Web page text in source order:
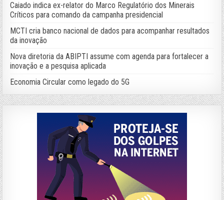
Caiado indica ex-relator do Marco Regulatório dos Minerais
Críticos para comando da campanha presidencial
MCTI cria banco nacional de dados para acompanhar resultados
da inovação
Nova diretoria da ABIPTI assume com agenda para fortalecer a
inovação e a pesquisa aplicada
Economia Circular como legado do 5G